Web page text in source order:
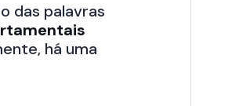
das palavras
há uma